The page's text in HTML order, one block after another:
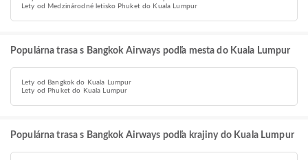
Lety od Medzinárodné letisko Phuket do Kuala Lumpur
Populárna trasa s Bangkok Airways podľa mesta do Kuala Lumpur
Lety od Bangkok do Kuala Lumpur
Lety od Phuket do Kuala Lumpur
Populárna trasa s Bangkok Airways podľa krajiny do Kuala Lumpur